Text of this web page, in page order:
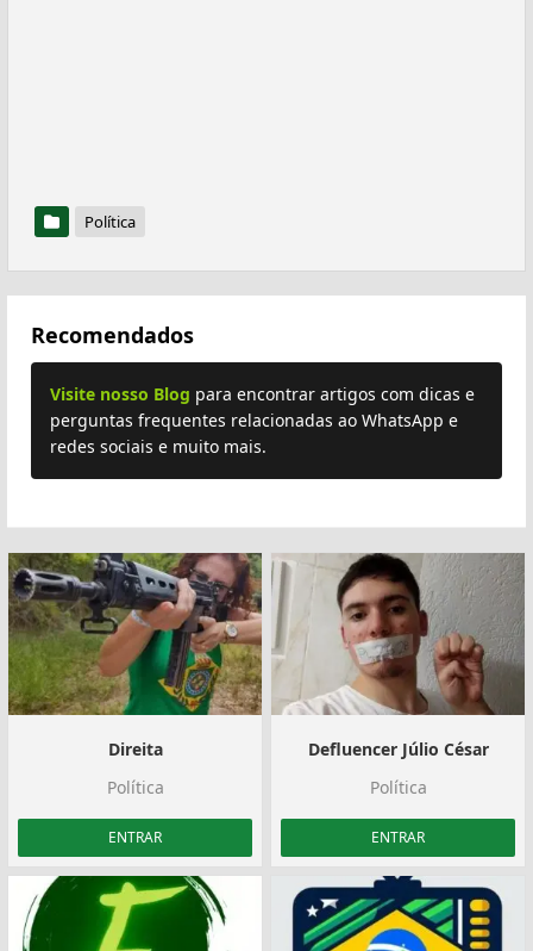
Política
Recomendados
Visite nosso Blog para encontrar artigos com dicas e
perguntas frequentes relacionadas ao WhatsApp e
redes sociais e muito mais.
Direita
Política
ENTRAR
Defluencer Júlio César
Política
ENTRAR